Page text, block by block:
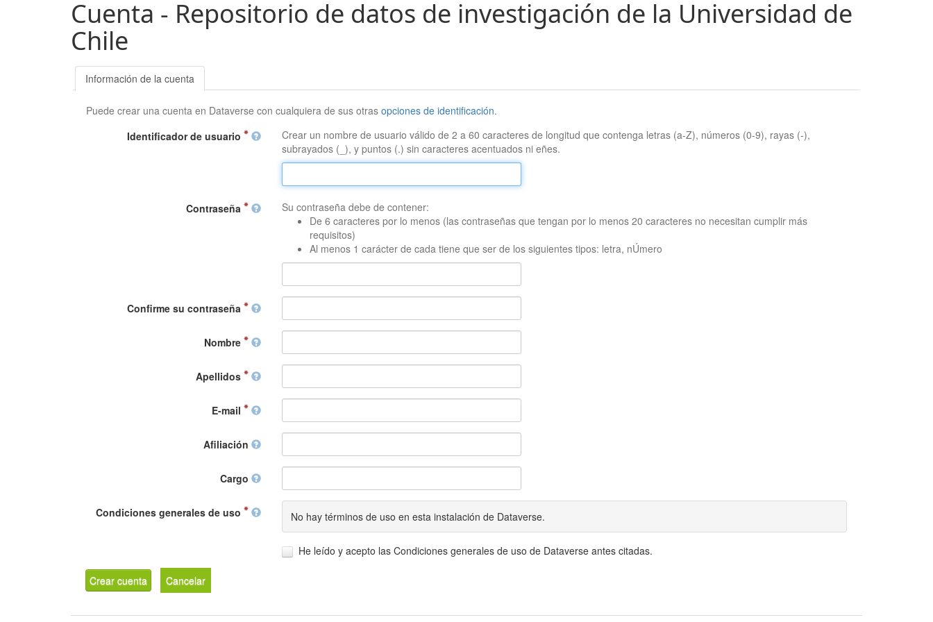
Cuenta - Repositorio de datos de investigación de la Universidad de
Chile
Información de la cuenta
Puede crear una cuenta en Dataverse con cualquiera de sus otrasopciones de identificación.
Identificador de usuario
Crear un nombre de usuario válido de 2 a 60 caracteres de longitud que contenga letras (a-Z), números (0-9), rayas (-),
subrayados (_), y puntos (.) sin caracteres acentuados ni eñes.
Contraseña
Su contraseña debe de contener:
De 6 caracteres por lo menos (las contraseñas que tengan por lo menos 20 caracteres no necesitan cumplir más
requisitos)
Al menos 1 carácter de cada tiene que ser de los siguientes tipos: letra, nÚmero
Confirme su contraseña
Nombre
Apellidos
E-mail
Afiliación
Cargo
Condiciones generales de uso No hay términos de uso en esta instalación de Dataverse.
He leído y acepto las Condiciones generales de uso de Dataverse antes citadas.
Crear cuenta Cancelar